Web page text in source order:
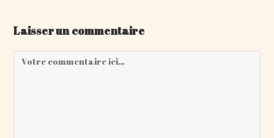
Laisser un commentaire
Comment